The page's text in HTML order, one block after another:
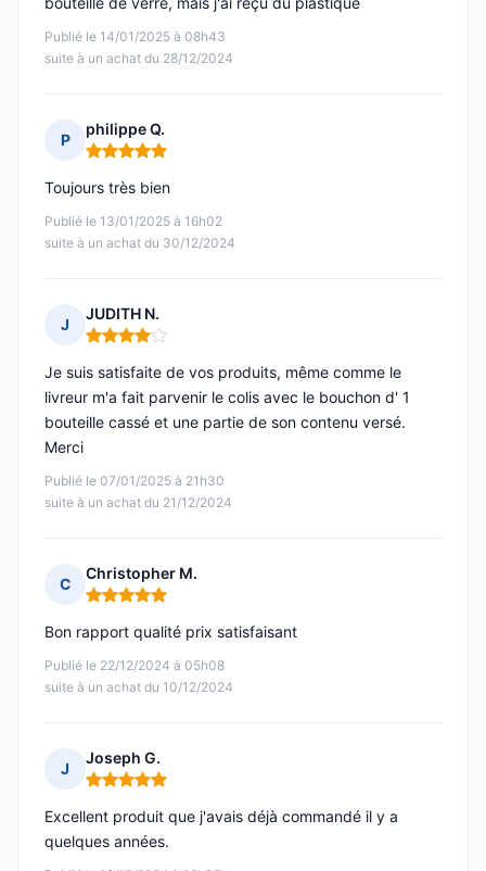
Publié le 14/01/2025 à 08h43
suite à un achat du 28/12/2024
P
philippe Q.
Note : 5 sur 5
Publié le 13/01/2025 à 16h02
suite à un achat du 30/12/2024
Toujours très bien
J
JUDITH N.
Note : 4 sur 5
Publié le 07/01/2025 à 21h30
suite à un achat du 21/12/2024
Je suis satisfaite de vos produits, même comme le
livreur m'a fait parvenir le colis avec le bouchon d' 1
bouteille cassé et une partie de son contenu versé.
Merci
C
Christopher M.
Note : 5 sur 5
Publié le 22/12/2024 à 05h08
suite à un achat du 10/12/2024
Bon rapport qualité prix satisfaisant
J
Joseph G.
Note : 5 sur 5
Excellent produit que j'avais déjà commandé il y a
quelques années.